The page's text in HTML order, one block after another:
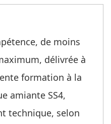
de moins
délivrée à
formation à la
amiante SS4,
technique, selon